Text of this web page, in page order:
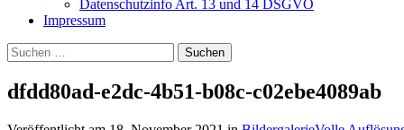
Datenschutzinfo Art. 13 und 14 DSGVO
Impressum
Suchen
nach:
dfdd80ad-e2dc-4b51-b08c-c02ebe4089ab